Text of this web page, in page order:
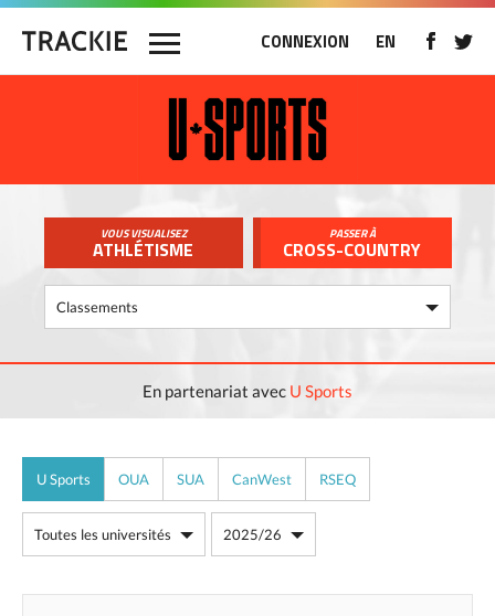
CONNEXION EN
VOUS VISUALISEZ
ATHLÉTISME
PASSER À
CROSS-COUNTRY
En partenariat avec U Sports
U Sports OUA SUA CanWest RSEQ